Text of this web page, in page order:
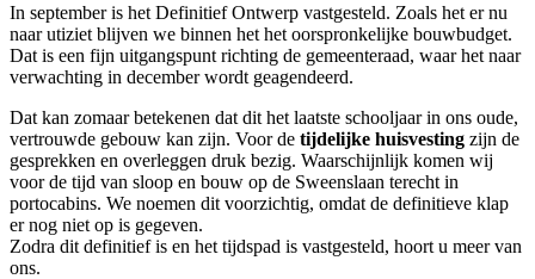
In september is het Definitief Ontwerp vastgesteld. Zoals het er nu
naar utiziet blijven we binnen het het oorspronkelijke bouwbudget.
Dat is een fijn uitgangspunt richting de gemeenteraad, waar het naar
verwachting in december wordt geagendeerd.
Dat kan zomaar betekenen dat dit het laatste schooljaar in ons oude,
vertrouwde gebouw kan zijn. Voor de tijdelijke huisvesting zijn de
gesprekken en overleggen druk bezig. Waarschijnlijk komen wij
voor de tijd van sloop en bouw op de Sweenslaan terecht in
portocabins. We noemen dit voorzichtig, omdat de definitieve klap
er nog niet op is gegeven.
Zodra dit definitief is en het tijdspad is vastgesteld, hoort u meer van
ons.